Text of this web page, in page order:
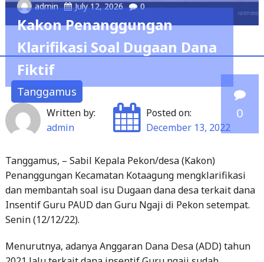
Tanggamus
0
Klarifikasi Soal Dugaan Dana
Fiktif
Written by:
admin
Tanggamus, – Sabil Kepala Pekon/desa (Kakon)
dan membantah soal isu Dugaan dana desa terkait dana
Insentif Guru PAUD dan Guru Ngaji di Pekon setempat.
Senin (12/12/22).
Menurutnya, adanya Anggaran Dana Desa (ADD) tahun
2021 lalu terkait dana insentif Guru ngaji sudah
tersalurkan dengan hasil kebijakan Kakon.
“Insentif Guru ngaji itu untuk dua orang guru ngaji,